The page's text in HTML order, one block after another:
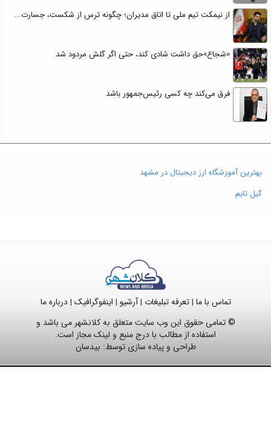
از نیمکت تیم ملی تا اتاق مدیران؛ چگونه ترس از شکست، جسارت...
«شجاع»حق داشت شادی کند، حتی اگر گلش مردود شد
فرق می‌کند چه کسی رئیس‌جمهور باشد
بهترین آموزشگاه ارز دیجیتال در مشهد
گیل تایم
تماس با ما |تعرفه تبلیغات |آرشیو | اینفوگرافیک |درباره ما
© تمامی حقوق این وب سایت متعلق به کلانشهر می باشد و
استفاده از مطالب با درج منبع و لینک مجاز است.
طراحی و پیاده سازی توسط: بیدسان